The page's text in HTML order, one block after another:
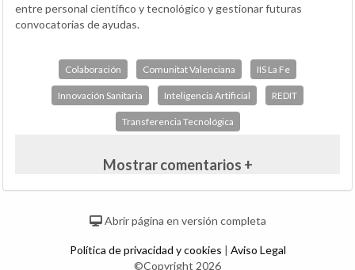
entre personal científico y tecnológico y gestionar futuras
convocatorias de ayudas.
Colaboración Comunitat Valenciana IIS La Fe
Innovación Sanitaria Inteligencia Artificial REDIT
Transferencia Tecnológica
Mostrar comentarios +
Abrir página en versión completa
Política de privacidad y cookies | Aviso Legal
©Copyright 2026